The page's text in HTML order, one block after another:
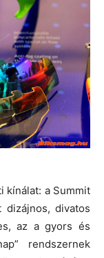
kínálat: a Summit
dizájnos, divatos
az a gyors és
rendszernek